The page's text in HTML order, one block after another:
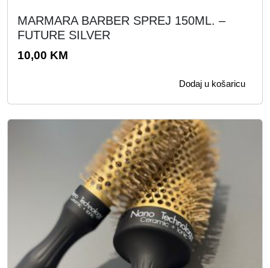
e
,
K
M
.
5
K
M
.
MARMARA BARBER SPREJ 150ML. –
FUTURE SILVER
10,00 KM
Dodaj u košaricu